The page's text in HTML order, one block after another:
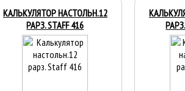
КАЛЬКУЛЯТОР НАСТОЛЬН.12
РАРЗ. STAFF 416